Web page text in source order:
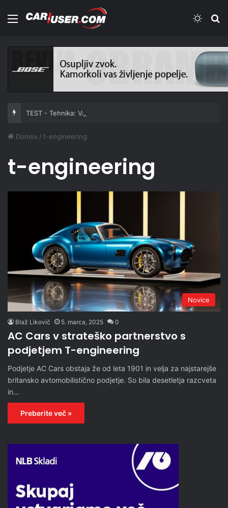
Meni
TEST - Tehnika: Vantrue JS3
Domov / t-engineering
t-engineering
Novice
Blaž Likovič 5. marca, 2025 0
AC Cars v strateško partnerstvo s
podjetjem T-engineering
Podjetje AC Cars obstaja že od leta 1901 in velja za najstarejše
britansko avtomobilistično podjetje. So bila desetletja razcveta
in…
Preberite več »